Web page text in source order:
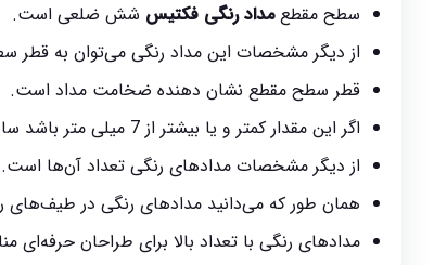
سطح مقطعمداد رنگی فکتیس شش ضلعی است.
از دیگر مشخصات این مداد رنگی می‌توان به قطر سطح
قطر سطح مقطع نشان دهنده ضخامت مداد است.
اگر این مقدار کمتر و یا بیشتر از 7 میلی متر باشد سایز مداد استاندارد نبوده و به هنگام طراحی و رنگ آمیزی انگشتان دست را اذیت کرده و خسته می‌کند.
از دیگر مشخصات مدادهای رنگی تعداد آن‌ها است.
همان طور که می‌دانید مدادهای رنگی در طیف‌های
مدادهای رنگی با تعداد بالا برای طراحان حرفه‌ای